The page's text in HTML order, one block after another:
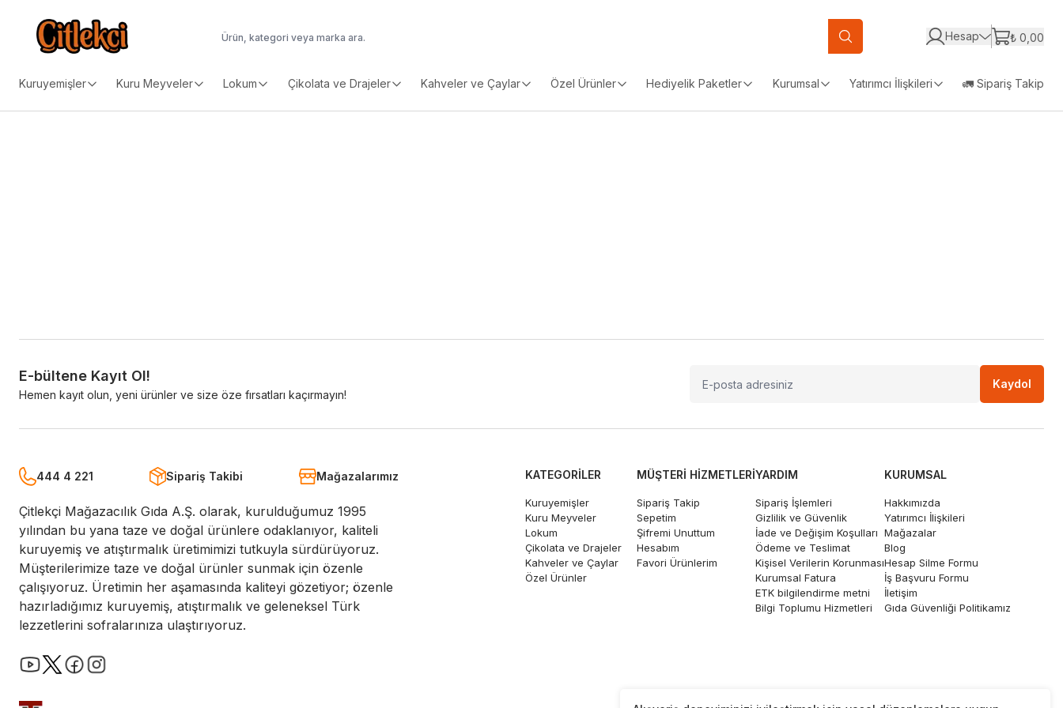
Hesap ₺ 0,00
Kuruyemişler Kuru Meyveler Lokum Çikolata ve Drajeler Kahveler ve Çaylar Özel Ürünler Hediyelik Paketler Kurumsal Yatırımcı İlişkileri 🚛 Sipariş Takip
E-bültene Kayıt Ol!
Hemen kayıt olun, yeni ürünler ve size öze fırsatları kaçırmayın!
Kaydol
444 4 221 Sipariş Takibi Mağazalarımız
Çitlekçi Mağazacılık Gıda A.Ş. olarak, kurulduğumuz 1995
yılından bu yana taze ve doğal ürünlere odaklanıyor, kaliteli
kuruyemiş ve atıştırmalık üretimimizi tutkuyla sürdürüyoruz.
Müşterilerimize taze ve doğal ürünler sunmak için özenle
çalışıyoruz. Üretimin her aşamasında kaliteyi gözetiyor; özenle
hazırladığımız kuruyemiş, atıştırmalık ve geleneksel Türk
lezzetlerini sofralarınıza ulaştırıyoruz.
KATEGORILER
Kuruyemişler
Kuru Meyveler
Lokum
Çikolata ve Drajeler
Kahveler ve Çaylar
Özel Ürünler
MÜŞTERI HIZMETLERI
Sipariş Takip
Sepetim
Şifremi Unuttum
Hesabım
Favori Ürünlerim
YARDIM
Sipariş İşlemleri
Gizlilik ve Güvenlik
İade ve Değişim Koşulları
Ödeme ve Teslimat
Kişisel Verilerin Korunması
Kurumsal Fatura
ETK bilgilendirme metni
Bilgi Toplumu Hizmetleri
KURUMSAL
Hakkımızda
Yatırımcı İlişkileri
Mağazalar
Blog
Hesap Silme Formu
İş Başvuru Formu
İletişim
Gıda Güvenliği Politikamız